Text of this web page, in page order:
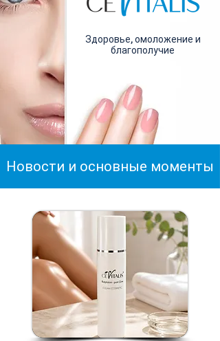
Здоровье, омоложение и
благополучие
Новости и основные моменты